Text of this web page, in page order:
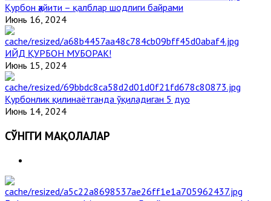
Қурбон ҳайити – қалблар шодлиги байрами
Июнь 16, 2024
ИЙД ҚУРБОН МУБОРАК!
Июнь 15, 2024
Қурбонлик қилинаётганда ўқиладиган 5 дуо
Июнь 14, 2024
СЎНГГИ МАҚОЛАЛАР